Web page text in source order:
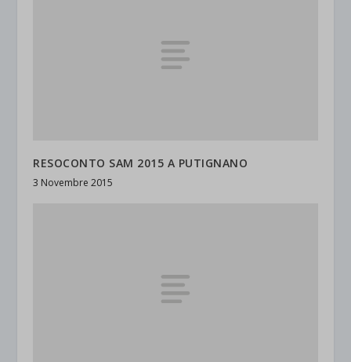
RESOCONTO SAM 2015 A PUTIGNANO
3 Novembre 2015